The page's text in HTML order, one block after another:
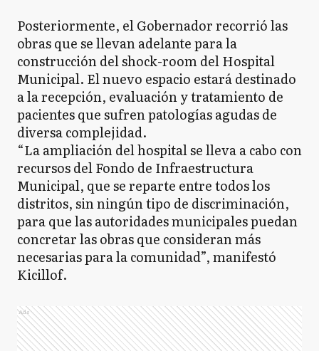
Posteriormente, el Gobernador recorrió las
obras que se llevan adelante para la
construcción del shock-room del Hospital
Municipal. El nuevo espacio estará destinado
a la recepción, evaluación y tratamiento de
pacientes que sufren patologías agudas de
diversa complejidad.
“La ampliación del hospital se lleva a cabo con
recursos del Fondo de Infraestructura
Municipal, que se reparte entre todos los
distritos, sin ningún tipo de discriminación,
para que las autoridades municipales puedan
concretar las obras que consideran más
necesarias para la comunidad”, manifestó
Kicillof.
Ads